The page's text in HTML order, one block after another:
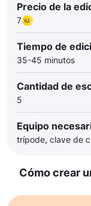
Precio de la
7
Tiempo de
35-45 minutos
Cantidad de
5
Equipo
trípode, clave de
Cómo crear